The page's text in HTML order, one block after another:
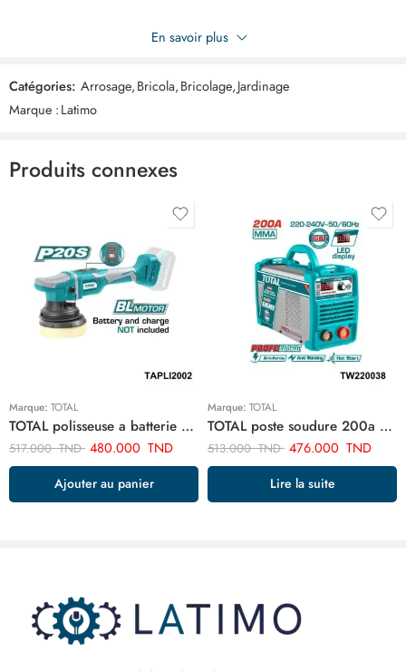
Soyez le premier à donner votre avis sur “LATIMO Bouteille 2 litre
pulverisateur ART03649”
Commentaires
Il n'y a pas encore de critiques.
En savoir plus
Catégories: Arrosage,Bricola,Bricolage,Jardinage
Marque :Latimo
Produits connexes
Marque: TOTAL
TOTAL polisseuse a batterie TAPLI2002
517.000TND 480.000 TND
Ajouter au panier
Marque: TOTAL
TOTAL poste soudure 200a TW220038
513.000TND 476.000 TND
Lire la suite